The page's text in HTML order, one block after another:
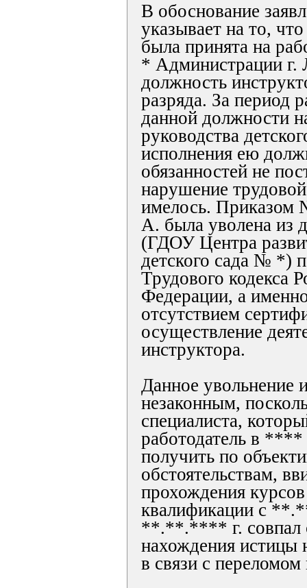
В обоснование
указывает на то,
была принята на
* Администрации г.
должность
разряда. За период
данной должности
руководства
исполнения ею
обязанностей не
нарушение
имелось.
А. была уволена из
(ГДОУ Центра
детского сада № *)
Трудового кодекса
Федерации, а
отсутствием
осуществление
инструктора.
Данное увольнение
незаконным,
специалиста,
работодатель в ****
получить по
обстоятельствам,
прохождения
квалификации с
**.**.**** г. совпал
нахождения истицы
в связи с переломом